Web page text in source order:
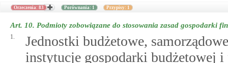
Orzeczenia: 83 Porównania: 1 Przypisy: 1
Art. 10. Podmioty zobowiązane do stosowania zasad gospodarki
1.
Jednostki budżetowe,
instytucje gospodarki budżetowej i